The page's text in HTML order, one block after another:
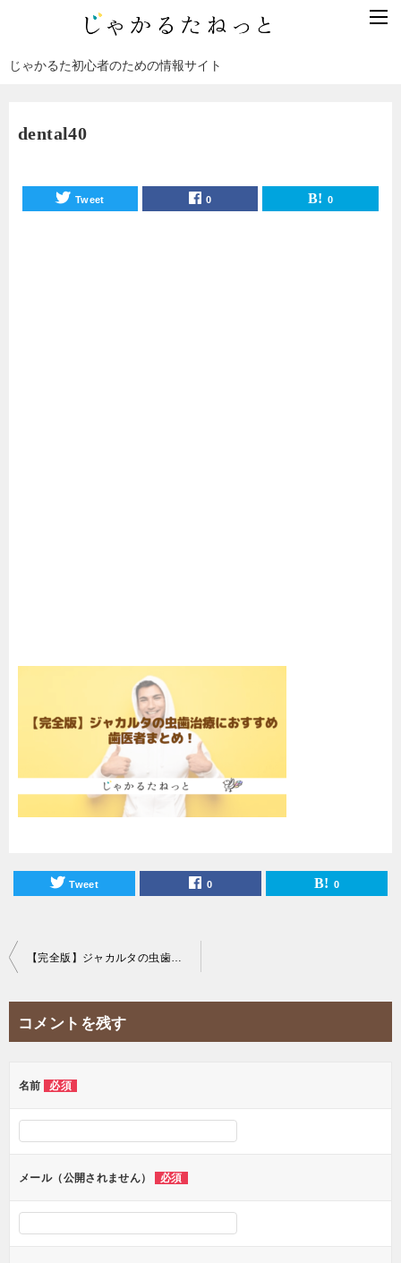
じゃかるた初心者のための情報サイト
dental40
Tweet 0 0
Tweet 0 0
投
ー
ョ
【完全版】ジャカルタの虫歯治療におすすめの歯医者まとめ！
コメントを残す
名前 必須
メール（公開されません） 必須